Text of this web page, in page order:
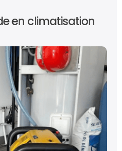
en climatisation